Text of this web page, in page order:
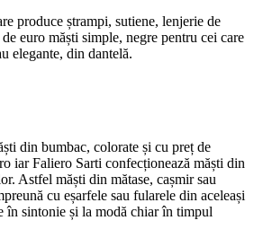
produce ștrampi, sutiene, lenjerie de
euro măști simple, negre pentru cei care
elegante, din dantelă.
din bumbac, colorate și cu preț de
iar Faliero Sarti confecționează măști din
Astfel măști din mătase, cașmir sau
cu eșarfele sau fularele din aceleași
în sintonie și la modă chiar în timpul